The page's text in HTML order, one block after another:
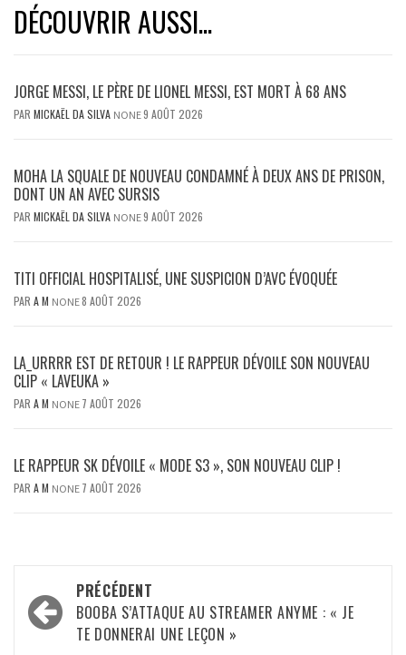
DÉCOUVRIR AUSSI...
JORGE MESSI, LE PÈRE DE LIONEL MESSI, EST MORT À 68 ANS
PAR MICKAËL DA SILVA NONE9 AOÛT 2026
MOHA LA SQUALE DE NOUVEAU CONDAMNÉ À DEUX ANS DE PRISON,
DONT UN AN AVEC SURSIS
PAR MICKAËL DA SILVA NONE9 AOÛT 2026
TITI OFFICIAL HOSPITALISÉ, UNE SUSPICION D’AVC ÉVOQUÉE
PAR A M NONE8 AOÛT 2026
LA_URRRR EST DE RETOUR ! LE RAPPEUR DÉVOILE SON NOUVEAU
CLIP « LAVEUKA »
PAR A M NONE 7 AOÛT 2026
LE RAPPEUR SK DÉVOILE « MODE S3 », SON NOUVEAU CLIP !
PAR A M NONE 7 AOÛT 2026
Navigation
d’article
PRÉCÉDENT
BOOBA S’ATTAQUE AU STREAMER ANYME : « JE
TE DONNERAI UNE LEÇON »